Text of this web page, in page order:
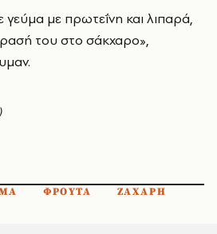
γεύμα με πρωτεΐνη και λιπαρά,
του στο σάκχαρο»,
ΦΡΟΥΤΑ ΖΑΧΑΡΗ